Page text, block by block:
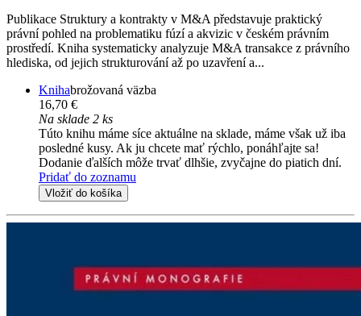
Publikace Struktury a kontrakty v M&A představuje praktický
právní pohled na problematiku fúzí a akvizic v českém právním
prostředí. Kniha systematicky analyzuje M&A transakce z právního
hlediska, od jejich strukturování až po uzavření a...
Knihabrožovaná väzba
16,70 €
Na sklade 2 ks
Túto knihu máme síce aktuálne na sklade, máme však už iba
posledné kusy. Ak ju chcete mať rýchlo, ponáhľajte sa!
Dodanie ďalších môže trvať dlhšie, zvyčajne do piatich dní.
Pridať do zoznamu
Vložiť do košíka